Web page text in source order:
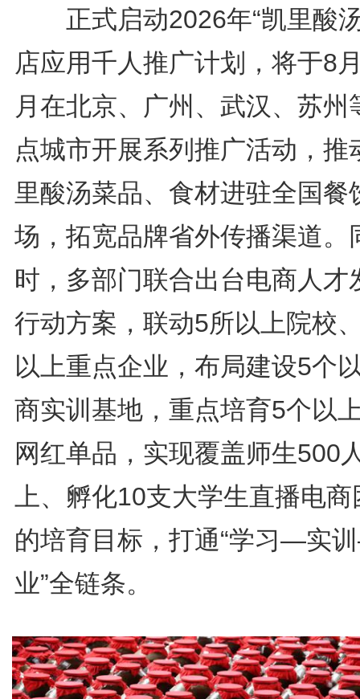
正式启动2026年“凯里酸
店应用千人推广计划，将于8
月在北京、广州、武汉、苏州
点城市开展系列推广活动，推
里酸汤菜品、食材进驻全国餐
场，拓宽品牌省外传播渠道。
时，多部门联合出台电商人才
行动方案，联动5所以上院校
以上重点企业，布局建设5个
商实训基地，重点培育5个以
网红单品，实现覆盖师生500
上、孵化10支大学生直播电商
的培育目标，打通“学习—实
业”全链条。